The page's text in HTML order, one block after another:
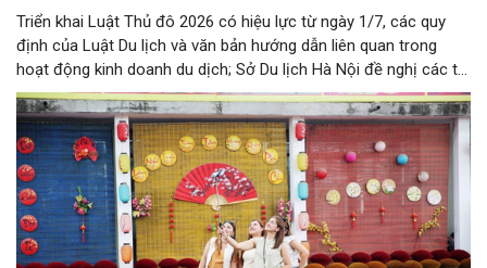
Triển khai Luật Thủ đô 2026 có hiệu lực từ ngày 1/7, các quy
định của Luật Du lịch và văn bản hướng dẫn liên quan trong
hoạt động kinh doanh du dịch; Sở Du lịch Hà Nội đề nghị các tổ
chức, đơn vị, doanh nghiệp kinh doanh dịch vụ lữ hành trên địa
bàn thành phố thực hiện một số nội dung quan trọng. Qua đó
góp phần thực hiện thắng lợi các mục tiêu phát triển du lịch Hà
Nội năm 2026 và giai đoạn tiếp theo.